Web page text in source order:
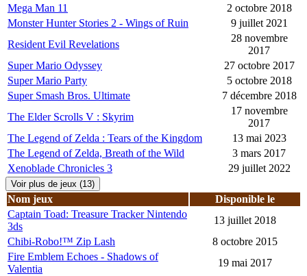
Mega Man 11
2 octobre 2018
Monster Hunter Stories 2 - Wings of Ruin
9 juillet 2021
Resident Evil Revelations
28 novembre
2017
Super Mario Odyssey
27 octobre 2017
Super Mario Party
5 octobre 2018
Super Smash Bros. Ultimate
7 décembre 2018
The Elder Scrolls V : Skyrim
17 novembre
2017
The Legend of Zelda : Tears of the Kingdom
13 mai 2023
The Legend of Zelda, Breath of the Wild
3 mars 2017
Xenoblade Chronicles 3
29 juillet 2022
Voir plus de jeux (13)
Nom jeux
Disponible le
Captain Toad: Treasure Tracker Nintendo
3ds
13 juillet 2018
Chibi-Robo!™ Zip Lash
8 octobre 2015
Fire Emblem Echoes - Shadows of
Valentia
19 mai 2017